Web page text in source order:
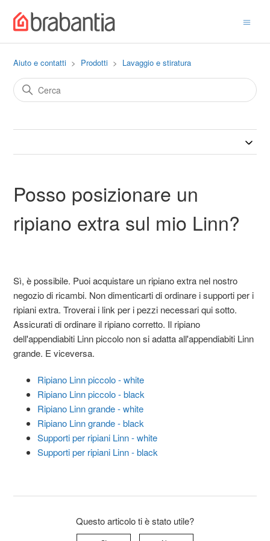
Aiuto e contatti Prodotti Lavaggio e stiratura
Posso posizionare un
ripiano extra sul mio Linn?
Sì, è possibile. Puoi acquistare un ripiano extra nel nostro
negozio di ricambi. Non dimenticarti di ordinare i supporti per i
ripiani extra. Troverai i link per i pezzi necessari qui sotto.
Assicurati di ordinare il ripiano corretto. Il ripiano
dell'appendiabiti Linn piccolo non si adatta all'appendiabiti Linn
grande. E viceversa.
Ripiano Linn piccolo - white
Ripiano Linn piccolo - black
Ripiano Linn grande - white
Ripiano Linn grande - black
Supporti per ripiani Linn - white
Supporti per ripiani Linn - black
Questo articolo ti è stato utile?